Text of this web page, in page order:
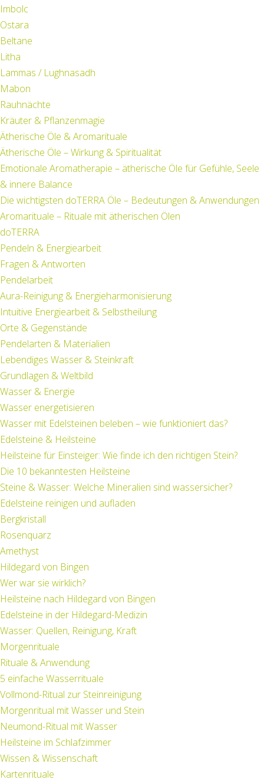
Imbolc
Ostara
Beltane
Litha
Lammas / Lughnasadh
Mabon
Rauhnächte
Kräuter & Pflanzenmagie
Ätherische Öle & Aromarituale
Ätherische Öle – Wirkung & Spiritualität
Emotionale Aromatherapie – ätherische Öle für Gefühle, Seele
& innere Balance
Die wichtigsten doTERRA Öle – Bedeutungen & Anwendungen
Aromarituale – Rituale mit ätherischen Ölen
doTERRA
Pendeln & Energiearbeit
Fragen & Antworten
Pendelarbeit
Aura-Reinigung & Energieharmonisierung
Intuitive Energiearbeit & Selbstheilung
Orte & Gegenstände
Pendelarten & Materialien
Lebendiges Wasser & Steinkraft
Grundlagen & Weltbild
Wasser & Energie
Wasser energetisieren
Wasser mit Edelsteinen beleben – wie funktioniert das?
Edelsteine & Heilsteine
Heilsteine für Einsteiger: Wie finde ich den richtigen Stein?
Die 10 bekanntesten Heilsteine
Steine & Wasser: Welche Mineralien sind wassersicher?
Edelsteine reinigen und aufladen
Bergkristall
Rosenquarz
Amethyst
Hildegard von Bingen
Wer war sie wirklich?
Heilsteine nach Hildegard von Bingen
Edelsteine in der Hildegard-Medizin
Wasser: Quellen, Reinigung, Kraft
Morgenrituale
Rituale & Anwendung
5 einfache Wasserrituale
Vollmond-Ritual zur Steinreinigung
Morgenritual mit Wasser und Stein
Neumond-Ritual mit Wasser
Heilsteine im Schlafzimmer
Wissen & Wissenschaft
Kartenrituale